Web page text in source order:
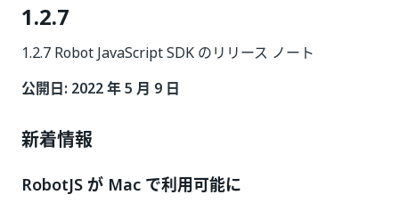
1.2.7
1.2.7 Robot JavaScript SDK のリリース ノート
公開日: 2022 年 5 月 9 日
新着情報
RobotJS が Mac で利用可能に